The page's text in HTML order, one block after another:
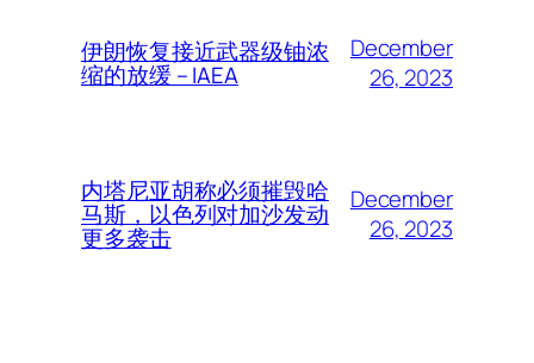
伊朗恢复接近武器级铀浓
缩的放缓 – IAEA
December
26, 2023
内塔尼亚胡称必须摧毁哈
马斯，以色列对加沙发动
更多袭击
December
26, 2023